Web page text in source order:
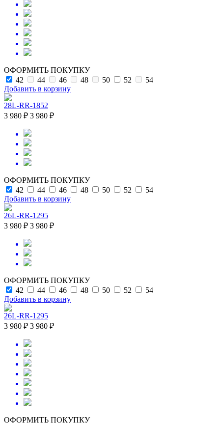
ОФОРМИТЬ ПОКУПКУ
42
44 46 48 50 52
54
Добавить в корзину
28L-RR-1852
3 980 ₽ 3 980 ₽
ОФОРМИТЬ ПОКУПКУ
42
44 46 48 50 52
54
Добавить в корзину
26L-RR-1295
3 980 ₽ 3 980 ₽
ОФОРМИТЬ ПОКУПКУ
42
44 46 48 50 52
54
Добавить в корзину
26L-RR-1295
3 980 ₽ 3 980 ₽
ОФОРМИТЬ ПОКУПКУ